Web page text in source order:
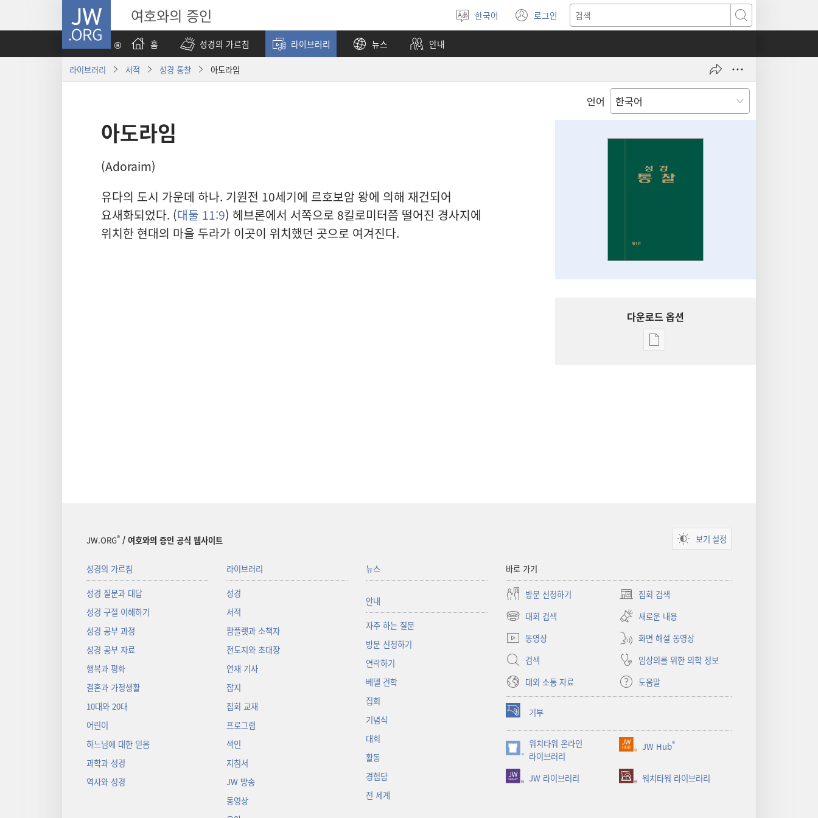
JW.ORG 여호와의 증인
언어
선택
한국어 로그인
(새로운
창
검색
홈
성경의 가르침 라이브러리 뉴스 안내
라이브러리 서적 성경 통찰 아도라임
언어
아도라임
(Adoraim)
유다의 도시 가운데 하나. 기원전 10세기에 르호보암 왕에 의해 재건되어
요새화되었다. (대둘 11:9) 헤브론에서 서쪽으로 8킬로미터쯤 떨어진 경사지에
위치한 현대의 마을 두라가 이곳이 위치했던 곳으로 여겨진다.
다운로드 옵션
출판물
JW.ORG® / 여호와의 증인 공식 웹사이트 보기 설정
성경의 가르침
성경 질문과 대답
성경 구절 이해하기
성경 공부 과정
성경 공부 자료
행복과 평화
결혼과 가정생활
10대와 20대
어린이
하느님에 대한 믿음
과학과 성경
역사와 성경
라이브러리
성경
서적
팜플렛과 소책자
전도지와 초대장
연재 기사
잡지
집회 교재
프로그램
색인
지침서
JW 방송
동영상
뉴스
안내
자주 하는 질문
방문 신청하기
연락하기
베델 견학
집회
기념식
대회
활동
경험담
전 세계
바로 가기
방문 신청하기 집회 검색
(새로운
창
열기)
대회 검색
(새로운
창
새로운 내용
동영상
화면 해설 동영상
검색
임상의를 위한 의학 정보
대외 소통 자료
도움말
기부
(새로운
창
열기)
워치타워 온라인
라이브러리
(새로운
창
열기)
JW Hub®
(새로운
열기)
JW 라이브러리 워치타워 라이브러리